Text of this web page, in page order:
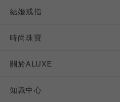
結婚戒指
時尚珠寶
關於ALUXE
知識中心